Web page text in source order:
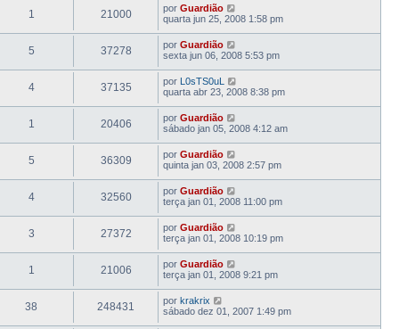
1 21000 por Guardião
quarta jun 25, 2008 1:58 pm
5 37278 por Guardião
sexta jun 06, 2008 5:53 pm
4 37135 por L0sTS0uL
quarta abr 23, 2008 8:38 pm
1 20406 por Guardião
sábado jan 05, 2008 4:12 am
5 36309 por Guardião
quinta jan 03, 2008 2:57 pm
4 32560 por Guardião
terça jan 01, 2008 11:00 pm
3 27372 por Guardião
terça jan 01, 2008 10:19 pm
1 21006 por Guardião
terça jan 01, 2008 9:21 pm
38 248431 por krakrix
sábado dez 01, 2007 1:49 pm